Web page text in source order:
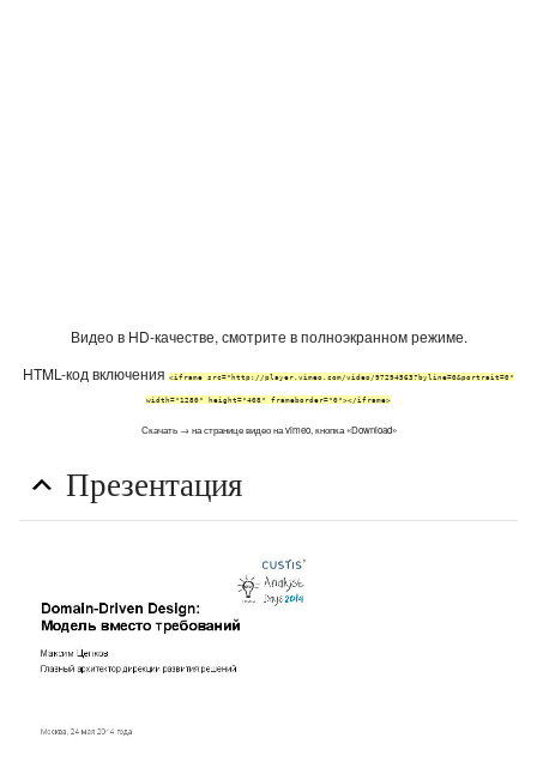
Видео в HD-качестве, смотрите в полноэкранном режиме.
HTML-код включения <iframe src="http://player.vimeo.com/video/97294563?byline=0&portrait=0"
width="1280" height="408" frameborder="0"></iframe>
Скачать → на странице видео на vimeo, кнопка «Download»
Презентация